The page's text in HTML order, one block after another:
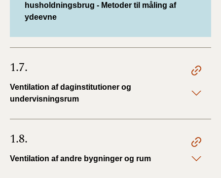
husholdningsbrug - Metoder til måling af
ydeevne
1.7.
Ventilation af daginstitutioner og
undervisningsrum
1.8.
Ventilation af andre bygninger og rum